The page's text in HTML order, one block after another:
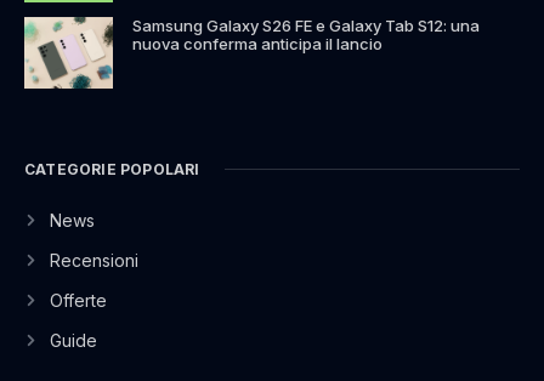
Samsung Galaxy S26 FE e Galaxy Tab S12: una
nuova conferma anticipa il lancio
CATEGORIE POPOLARI
News
Recensioni
Offerte
Guide